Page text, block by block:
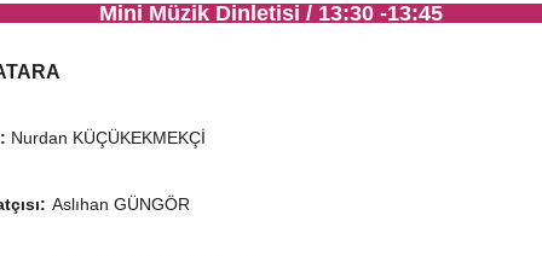
Mini Müzik Dinletisi / 13:30 -13:45
Nurdan KÜÇÜKEKMEKÇİ
Aslıhan GÜNGÖR